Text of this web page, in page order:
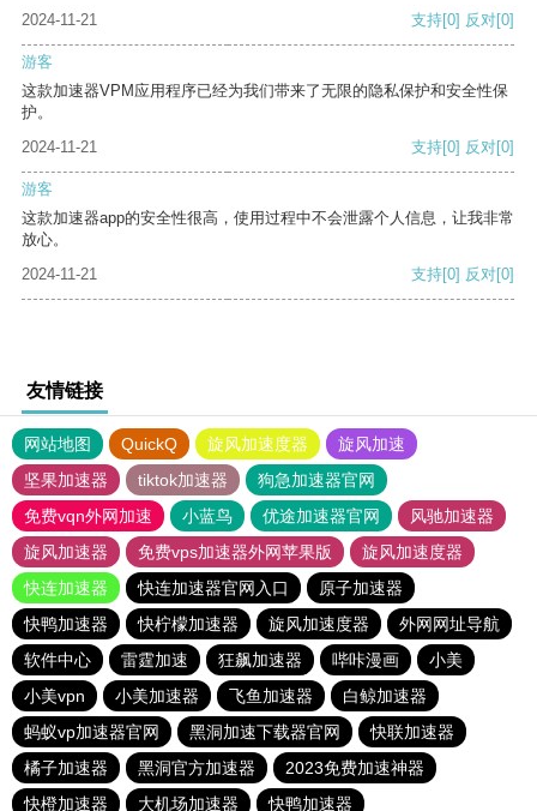
2024-11-21
支持[0] 反对[0]
游客
这款加速器VPM应用程序已经为我们带来了无限的隐私保护和安全性保
护。
2024-11-21
支持[0] 反对[0]
游客
这款加速器app的安全性很高，使用过程中不会泄露个人信息，让我非常
放心。
2024-11-21
支持[0] 反对[0]
友情链接
网站地图 QuickQ 旋风加速度器
旋风加速
坚果加速器
tiktok加速器
狗急加速器官网
免费vqn外网加速
小蓝鸟 优途加速器官网
风驰加速器
旋风加速器
免费vps加速器外网苹果版
旋风加速度器
快连加速器
快连加速器官网入口
原子加速器
快鸭加速器
快柠檬加速器 旋风加速度器
外网网址导航
软件中心
雷霆加速 狂飙加速器 哔咔漫画
小美
小美vpn
小美加速器 飞鱼加速器
白鲸加速器
蚂蚁vp加速器官网
黑洞加速下载器官网
快联加速器
橘子加速器
黑洞官方加速器
2023免费加速神器
快橙加速器
大机场加速器 快鸭加速器